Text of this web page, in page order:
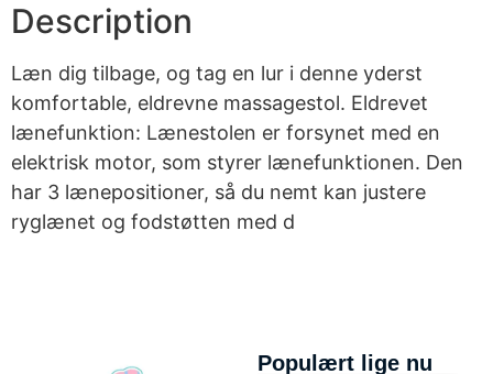
Description
Læn dig tilbage, og tag en lur i denne yderst
komfortable, eldrevne massagestol. Eldrevet
lænefunktion: Lænestolen er forsynet med en
elektrisk motor, som styrer lænefunktionen. Den
har 3 lænepositioner, så du nemt kan justere
ryglænet og fodstøtten med d
Populært lige nu